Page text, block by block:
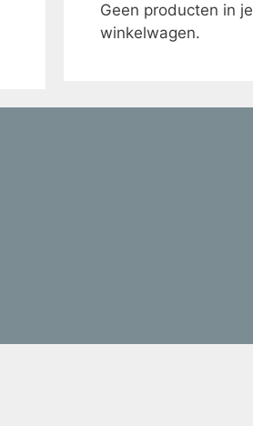
Geen producten in je
winkelwagen.